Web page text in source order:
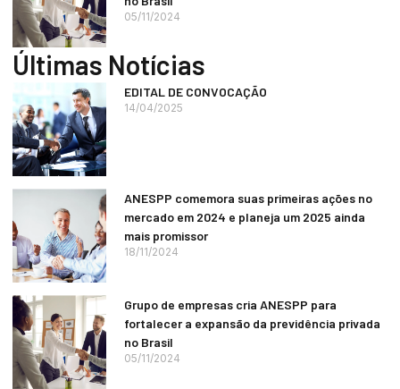
05/11/2024
Últimas Notícias
EDITAL DE CONVOCAÇÃO
14/04/2025
ANESPP comemora suas primeiras ações no
mercado em 2024 e planeja um 2025 ainda
mais promissor
18/11/2024
Grupo de empresas cria ANESPP para
fortalecer a expansão da previdência privada
no Brasil
05/11/2024